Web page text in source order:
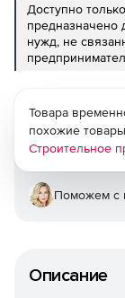
Доступно
нужд, не
Описание
Товара
похожие
Строительное
Поможем с